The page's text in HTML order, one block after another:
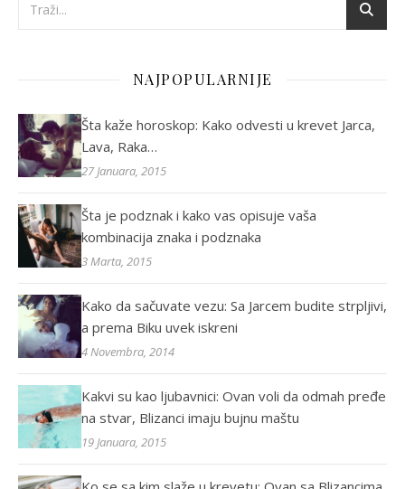
NAJPOPULARNIJE
Šta kaže horoskop: Kako odvesti u krevet Jarca,
Lava, Raka…
27 Januara, 2015
Šta je podznak i kako vas opisuje vaša
kombinacija znaka i podznaka
3 Marta, 2015
Kako da sačuvate vezu: Sa Jarcem budite strpljivi,
a prema Biku uvek iskreni
4 Novembra, 2014
Kakvi su kao ljubavnici: Ovan voli da odmah pređe
na stvar, Blizanci imaju bujnu maštu
19 Januara, 2015